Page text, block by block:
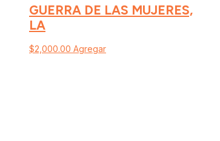
GUERRA DE LAS MUJERES,
LA
$2,000.00 Agregar